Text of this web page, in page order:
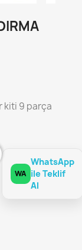
kiti 9 parça
WA
WhatsApp
ile Teklif
Al